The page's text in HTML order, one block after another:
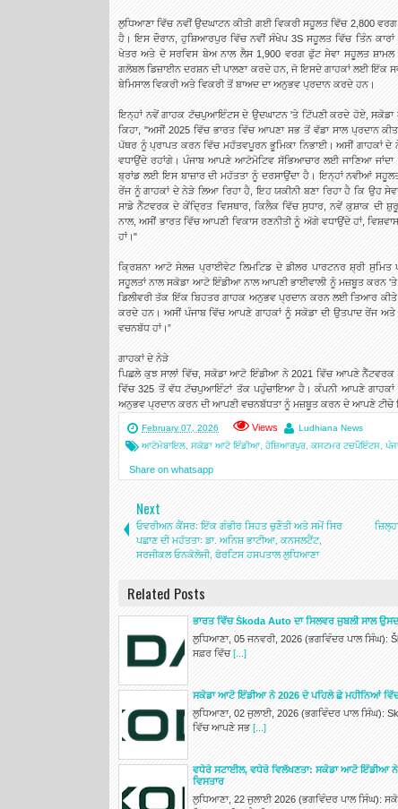
ਲੁਧਿਆਣਾ ਵਿੱਚ ਨਵੀਂ ਉਦਘਾਟਨ ਕੀਤੀ ਗਈ ਵਿਕਰੀ ਸਹੂਲਤ ਵਿੱਚ 2,800
ਹੈ। ਇਸ ਦੌਰਾਨ, ਹੁਸ਼ਿਆਰਪੁਰ ਵਿੱਚ ਨਵੀਂ ਸੰਖੇਪ 3S ਸਹੂਲਤ ਵਿੱਚ ਤਿੰਨ
ਖੇਤਰ ਅਤੇ ਦੋ ਸਰਵਿਸ ਬੇਅ ਨਾਲ ਲੈਸ 1,900 ਵਰਗ ਫੁੱਟ ਸੇਵਾ ਸਹੂਲਤ
ਗਲੋਬਲ ਡਿਜ਼ਾਈਨ ਦਰਸ਼ਨ ਦੀ ਪਾਲਣਾ ਕਰਦੇ ਹਨ, ਜੋ ਇਸਦੇ ਗਾਹਕਾਂ ਲਈ ਇੱਕ
ਬੇਮਿਸਾਲ ਵਿਕਰੀ ਅਤੇ ਵਿਕਰੀ ਤੋਂ ਬਾਅਦ ਦਾ ਅਨੁਭਵ ਪ੍ਰਦਾਨ ਕਰਦੇ ਹਨ।
ਇਨ੍ਹਾਂ ਨਵੇਂ ਗਾਹਕ ਟੱਚਪੁਆਇੰਟਸ ਦੇ ਉਦਘਾਟਨ 'ਤੇ ਟਿੱਪਣੀ ਕਰਦੇ ਹੋਏ,
ਕਿਹਾ, "ਅਸੀਂ 2025 ਵਿੱਚ ਭਾਰਤ ਵਿੱਚ ਆਪਣਾ ਸਭ ਤੋਂ ਵੱਡਾ ਸਾਲ ਪ੍ਰਦਾਨ
ਪੱਥਰ ਨੂੰ ਪ੍ਰਾਪਤ ਕਰਨ ਵਿੱਚ ਮਹੱਤਵਪੂਰਨ ਭੂਮਿਕਾ ਨਿਭਾਈ। ਅਸੀਂ ਗਾਹਕਾਂ
ਵਧਾਉਂਦੇ ਰਹਾਂਗੇ। ਪੰਜਾਬ ਆਪਣੇ ਆਟੋਮੋਟਿਵ ਸੱਭਿਆਚਾਰ ਲਈ ਜਾਣਿਆ ਜਾਂਦਾ
ਬ੍ਰਾਂਡ ਲਈ ਇਸ ਬਾਜ਼ਾਰ ਦੀ ਮਹੱਤਤਾ ਨੂੰ ਦਰਸਾਉਂਦਾ ਹੈ। ਇਨ੍ਹਾਂ ਨਵੀਆਂ
ਰੇਂਜ ਨੂੰ ਗਾਹਕਾਂ ਦੇ ਨੇੜੇ ਲਿਆ ਰਿਹਾ ਹੈ, ਇਹ ਯਕੀਨੀ ਬਣਾ ਰਿਹਾ ਹੈ ਕਿ ਉਹ
ਸਾਡੇ ਨੈੱਟਵਰਕ ਦੇ ਕੇਂਦ੍ਰਿਤ ਵਿਸਥਾਰ, ਕਿਲੈਕ ਵਿੱਚ ਸੁਧਾਰ, ਨਵੇਂ ਕੁਸ਼ਾਕ
ਨਾਲ, ਅਸੀਂ ਭਾਰਤ ਵਿੱਚ ਆਪਣੀ ਵਿਕਾਸ ਰਣਨੀਤੀ ਨੂੰ ਅੱਗੇ ਵਧਾਉਂਦੇ ਹਾਂ,
ਹਾਂ।"
ਕ੍ਰਿਸ਼ਨਾ ਆਟੋ ਸੇਲਜ਼ ਪ੍ਰਾਈਵੇਟ ਲਿਮਟਿਡ ਦੇ ਡੀਲਰ ਪਾਰਟਨਰ ਸ਼੍ਰੀ ਸੁਮਿਤ
ਸਹੂਲਤਾਂ ਨਾਲ ਸਕੋਡਾ ਆਟੋ ਇੰਡੀਆ ਨਾਲ ਆਪਣੀ ਭਾਈਵਾਲੀ ਨੂੰ ਮਜ਼ਬੂਤ ਕਰਨ
ਡਿਲੀਵਰੀ ਤੱਕ ਇੱਕ ਬਿਹਤਰ ਗਾਹਕ ਅਨੁਭਵ ਪ੍ਰਦਾਨ ਕਰਨ ਲਈ ਤਿਆਰ ਕੀਤੇ
ਕਰਦੇ ਹਨ। ਅਸੀਂ ਪੰਜਾਬ ਵਿੱਚ ਆਪਣੇ ਗਾਹਕਾਂ ਨੂੰ ਸਕੋਡਾ ਦੀ ਉਤਪਾਦ ਰੇਂਜ
ਵਚਨਬੱਧ ਹਾਂ।”
ਗਾਹਕਾਂ ਦੇ ਨੇੜੇ
ਪਿਛਲੇ ਕੁਝ ਸਾਲਾਂ ਵਿੱਚ, ਸਕੋਡਾ ਆਟੋ ਇੰਡੀਆ ਨੇ 2021 ਵਿੱਚ ਆਪਣੇ
ਵਿੱਚ 325 ਤੋਂ ਵੱਧ ਟੱਚਪੁਆਇੰਟਾਂ ਤੱਕ ਪਹੁੰਚਾਇਆ ਹੈ। ਕੰਪਨੀ ਆਪਣੇ ਗਾਹਕਾਂ
ਅਨੁਭਵ ਪ੍ਰਦਾਨ ਕਰਨ ਦੀ ਆਪਣੀ ਵਚਨਬੱਧਤਾ ਨੂੰ ਮਜ਼ਬੂਤ ਕਰਨ ਦੇ ਆਪਣੇ ਟੀਚੇ
February 07, 2026 Views
Ludhiana News
ਆਟੋਮੋਬਾਇਲ ਸਕੋਡਾ ਆਟੋ ਇੰਡੀਆ ਹੋਸ਼ਿਆਰਪੁਰ, ਕਸਟਮਰ ਟਚਪੌਇੰਟਸ
Share on whatsapp
Next
ਓਵਰੀਅਨ ਕੈਂਸਰ: ਇੱਕ ਗੰਭੀਰ ਸਿਹਤ ਚੁਣੌਤੀ ਅਤੇ ਸਮੇਂ ਸਿਰ
ਪਛਾਣ ਦੀ ਮਹੱਤਤਾ: ਡਾ. ਅਨਿਸ਼ ਭਾਟੀਆ, ਕਨਸਲਟੈਂਟ,
ਸਰਜੀਕਲ ਓਨਕੋਲੋਜੀ, ਫੋਰਟਿਸ ਹਸਪਤਾਲ ਲੁਧਿਆਣਾ
Related Posts
ਭਾਰਤ ਵਿੱਚ Škoda Auto ਦਾ ਸਿਲਵਰ ਜੁਬਲੀ ਸਾਲ
ਲੁਧਿਆਣਾ, 05 ਜਨਵਰੀ, 2026 (ਭਗਵਿੰਦਰ ਪਾਲ ਸਿੰਘ):
ਸਫ਼ਰ ਵਿੱਚ[...]
ਸਕੋਡਾ ਆਟੋ ਇੰਡੀਆ ਨੇ 2026 ਦੇ ਪਹਿਲੇ ਛੇ ਮਹੀਨਿਆਂ
ਲੁਧਿਆਣਾ, 02 ਜੁਲਾਈ, 2026 (ਭਗਵਿੰਦਰ ਪਾਲ ਸਿੰਘ):
ਵਿੱਚ ਆਪਣੇ ਸਭ [...]
ਵਧੇਰੇ ਸਟਾਈਲ, ਵਧੇਰੇ ਵਿਲੱਖਣਤਾ: ਸਕੋਡਾ ਆਟੋ ਇੰਡੀਆ ਨੇ
ਵਿਸਤਾਰ
ਲੁਧਿਆਣਾ, 22 ਜੁਲਾਈ 2026 (ਭਗਵਿੰਦਰ ਪਾਲ ਸਿੰਘ):